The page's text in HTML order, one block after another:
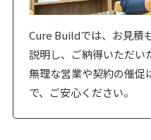
Cure Buildでは、お見積
説明し、ご納得いただい
無理な営業や契約の催促
で、ご安心ください。